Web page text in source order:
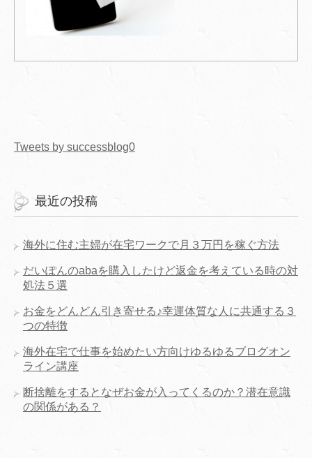
Tweets by successblog0
最近の投稿
海外に住む主婦が在宅ワークで月３万円を稼ぐ方法
だいぽんのabaを購入したけど返金を考えている時の対
処法５選
お金をどんどん引き寄せる♪幸運体質な人に共通する３
つの特徴
海外在宅で仕事を始めたい方向けゆるゆるブログオン
ライン講座
断捨離をするとなぜお金が入ってくるのか？潜在意識
の関係がある？